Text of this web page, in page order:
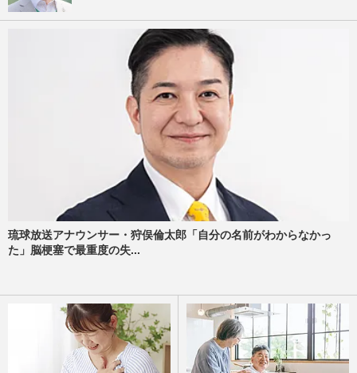
琉球放送アナウンサー・狩俣倫太郎「自分の名前がわからなかっ
た」脳梗塞で最重度の失...